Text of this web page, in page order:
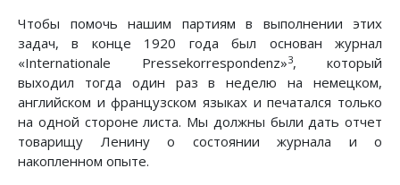
Чтобы помочь нашим партиям в выполнении этих
задач, в конце 1920 года был основан журнал
«Internationale Pressekorrespondenz»3, который
выходил тогда один раз в неделю на немецком,
английском и французском языках и печатался только
на одной стороне листа. Мы должны были дать отчет
товарищу Ленину о состоянии журнала и о
накопленном опыте.